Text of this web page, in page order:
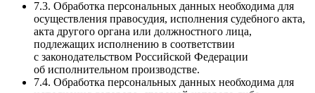
7.3. Обработка персональных данных необходима для
осуществления правосудия, исполнения судебного акта,
акта другого органа или должностного лица,
подлежащих исполнению в соответствии
с законодательством Российской Федерации
об исполнительном производстве.
7.4. Обработка персональных данных необходима для